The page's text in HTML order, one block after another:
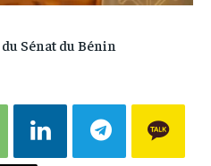
Sénat du Bénin